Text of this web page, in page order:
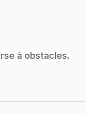
à obstacles.